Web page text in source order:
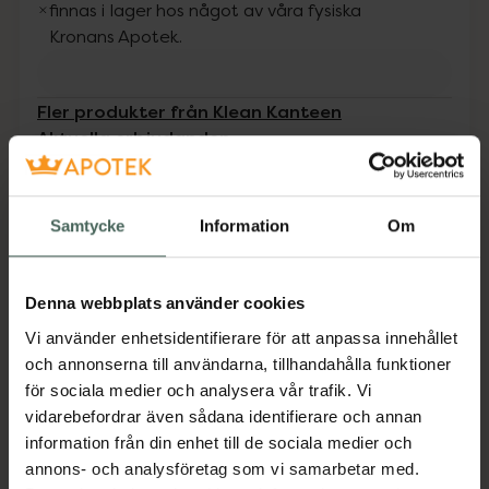
Samtycke Information Om
Denna webbplats använder cookies
Vi använder enhetsidentifierare för att anpassa innehållet
och annonserna till användarna, tillhandahålla funktioner
för sociala medier och analysera vår trafik. Vi
vidarebefordrar även sådana identifierare och annan
information från din enhet till de sociala medier och
annons- och analysföretag som vi samarbetar med.
finnas i lager hos något av våra fysiska
Kronans Apotek.
Fler produkter från Klean Kanteen
Aktuella erbjudanden
Beskrivning Dölj
behändig termosmugg med vid öppning och
ett praktiskt kafé-lock. Muggen har invändiga
gängor. Något som gör den bekvämare att
dricka ur även om du inte använder locket.
Jämförpris
429 kr / st
EAN:00763332064767
Kategorier: